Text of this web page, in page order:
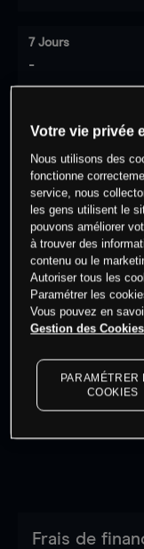
7 Jours
-
0 % des
cet actif
dernières
Frais de
Votre vie privée
Nous utilisons des
fonctionne
service, nous
les gens utilisent le
pouvons améliorer
à trouver des
contenu ou le
Autoriser tous les
Paramétrer les
Vous pouvez en
Gestion des Cookies
PARAMÉTRER
COOKIES